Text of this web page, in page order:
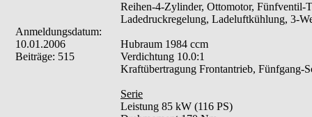
Anmeldungsdatum:
10.01.2006
Beiträge: 515
Reihen-4-Zylinder, Ottomotor,
Ladedruckregelung, Ladeluftkühlung, 3-
Hubraum 1984 ccm
Verdichtung 10.0:1
Kraftübertragung Frontantrieb, Fünfgang-
Serie
Leistung 85 kW (116 PS)